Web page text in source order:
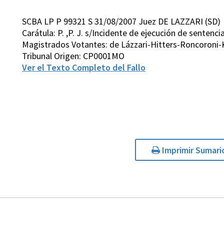
SCBA LP P 99321 S 31/08/2007 Juez DE LAZZARI (SD)
Carátula: P. ,P. J. s/Incidente de ejecución de
Magistrados Votantes: de Lázzari-Hitters-Roncoroni-
Tribunal Origen: CP0001MO
Ver el Texto Completo del Fallo
Imprimir